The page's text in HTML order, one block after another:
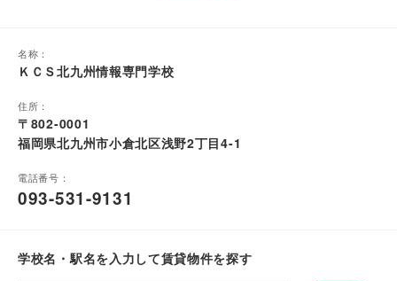
名称：
ＫＣＳ北九州情報専門学校
住所：
〒802-0001
福岡県北九州市小倉北区浅野2丁目4-1
電話番号：
093-531-9131
学校名・駅名を入力して賃貸物件を探す